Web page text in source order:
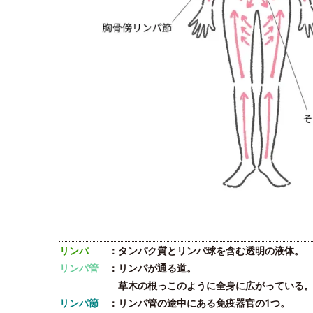
リンパ：タンパク質とリンパ球を含む透明の液体。
リンパ管 ：リンパが通る道。
草木の根っこのように全身に広がっている。
リンパ節 ：リンパ管の途中にある免疫器官の1つ。